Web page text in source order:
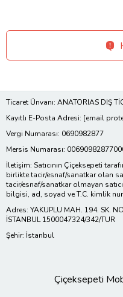
Ticaret Ünvanı: ANATORIAS DIŞ
Kayıtlı E-Posta Adresi: [email
Vergi Numarası: 0690982877
Mersis Numarası:
İletişim: Satıcının Çiçeksepeti
birlikte tacir/esnaf/sanatkar olan
tacir/esnaf/sanatkar olmayan
bilgisi, ad, soyad ve T.C. kimlik
Adres: YAKUPLU MAH. 194. SK.
İSTANBUL 1500047324/342/TUR
Şehir: İstanbul
Çiçeksepeti